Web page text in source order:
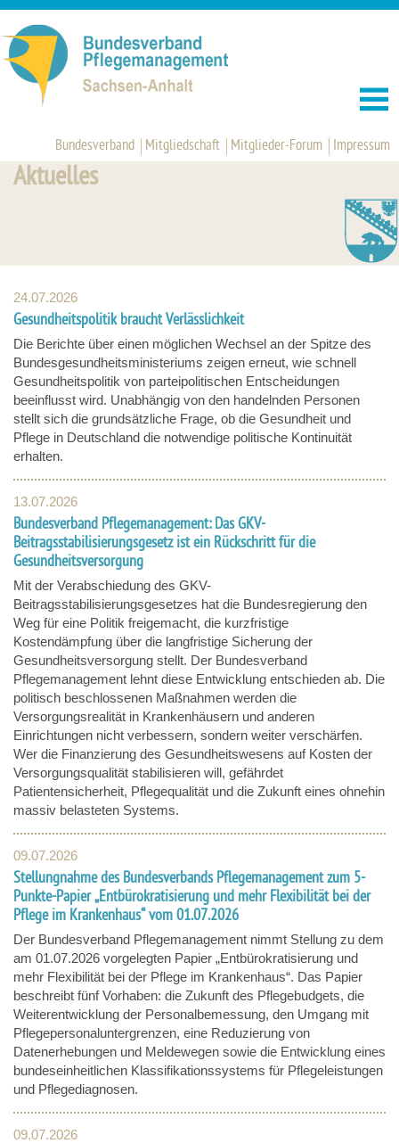
Bundesverband Mitgliedschaft Mitglieder-Forum Impressum
Aktuelles
24.07.2026
Gesundheitspolitik braucht Verlässlichkeit
Die Berichte über einen möglichen Wechsel an der Spitze des
Bundesgesundheitsministeriums zeigen erneut, wie schnell
Gesundheitspolitik von parteipolitischen Entscheidungen
beeinflusst wird. Unabhängig von den handelnden Personen
stellt sich die grundsätzliche Frage, ob die Gesundheit und
Pflege in Deutschland die notwendige politische Kontinuität
erhalten.
13.07.2026
Bundesverband Pflegemanagement: Das GKV-
Beitragsstabilisierungsgesetz ist ein Rückschritt für die
Gesundheitsversorgung
Mit der Verabschiedung des GKV-
Beitragsstabilisierungsgesetzes hat die Bundesregierung den
Weg für eine Politik freigemacht, die kurzfristige
Kostendämpfung über die langfristige Sicherung der
Gesundheitsversorgung stellt. Der Bundesverband
Pflegemanagement lehnt diese Entwicklung entschieden ab. Die
politisch beschlossenen Maßnahmen werden die
Versorgungsrealität in Krankenhäusern und anderen
Einrichtungen nicht verbessern, sondern weiter verschärfen.
Wer die Finanzierung des Gesundheitswesens auf Kosten der
Versorgungsqualität stabilisieren will, gefährdet
Patientensicherheit, Pflegequalität und die Zukunft eines ohnehin
massiv belasteten Systems.
09.07.2026
Stellungnahme des Bundesverbands Pflegemanagement zum 5-
Punkte-Papier „Entbürokratisierung und mehr Flexibilität bei der
Pflege im Krankenhaus“ vom 01.07.2026
Der Bundesverband Pflegemanagement nimmt Stellung zu dem
am 01.07.2026 vorgelegten Papier „Entbürokratisierung und
mehr Flexibilität bei der Pflege im Krankenhaus“. Das Papier
beschreibt fünf Vorhaben: die Zukunft des Pflegebudgets, die
Weiterentwicklung der Personalbemessung, den Umgang mit
Pflegepersonaluntergrenzen, eine Reduzierung von
Datenerhebungen und Meldewegen sowie die Entwicklung eines
bundeseinheitlichen Klassifikationssystems für Pflegeleistungen
und Pflegediagnosen.
09.07.2026